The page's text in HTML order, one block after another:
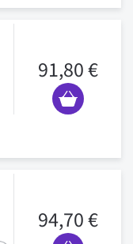
91,80 €
94,70 €